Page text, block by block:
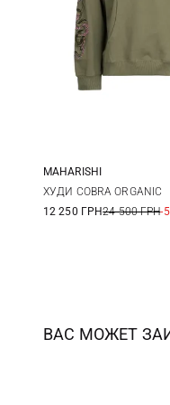
S M
MAHARISHI
ХУДИ COBRA ORGANIC
12 250 ГРН24 500 ГРН-
ВАС МОЖЕТ